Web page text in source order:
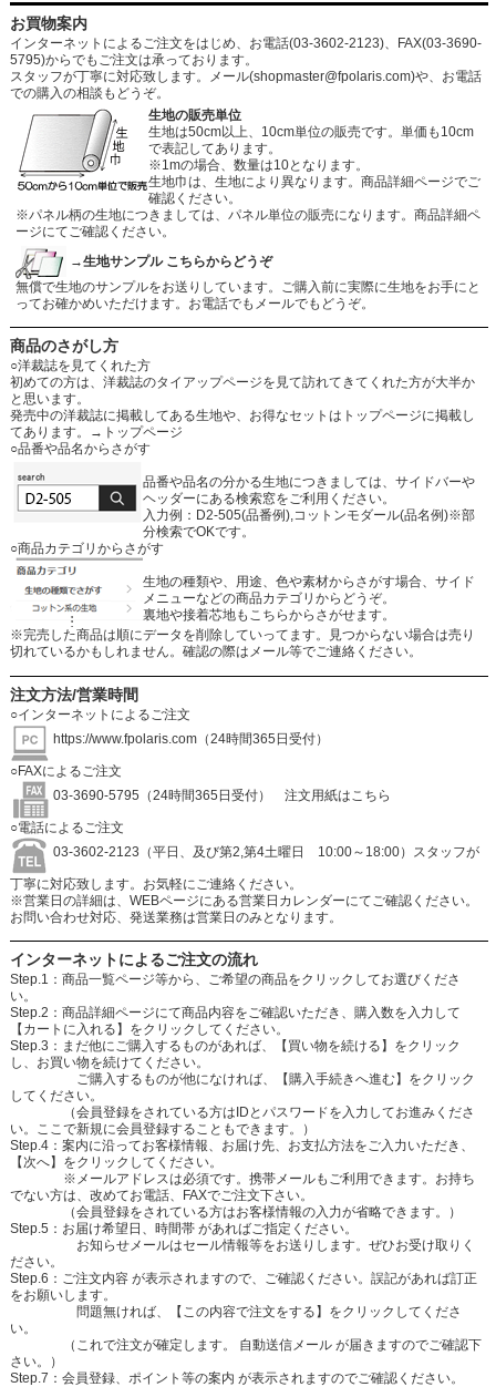
お買物案内
インターネットによるご注文をはじめ、お電話(03-3602-2123)、FAX(03-3690-
5795)からでもご注文は承っております。
スタッフが丁寧に対応致します。メール(shopmaster@fpolaris.com)や、お電話
での購入の相談もどうぞ。
生地の販売単位
生地は50cm以上、10cm単位の販売です。単価も10cm
で表記してあります。
※1mの場合、数量は10となります。
生地巾は、生地により異なります。商品詳細ページでご
確認ください。
※パネル柄の生地につきましては、パネル単位の販売になります。商品詳細ペ
ージにてご確認ください。
→生地サンプル こちらからどうぞ
無償で生地のサンプルをお送りしています。ご購入前に実際に生地をお手にと
ってお確かめいただけます。お電話でもメールでもどうぞ。
商品のさがし方
○洋裁誌を見てくれた方
初めての方は、洋裁誌のタイアップページを見て訪れてきてくれた方が大半か
と思います。
発売中の洋裁誌に掲載してある生地や、お得なセットはトップページに掲載し
てあります。
→トップページ
○品番や品名からさがす
品番や品名の分かる生地につきましては、サイドバーや
ヘッダーにある検索窓をご利用ください。
入力例：D2-505(品番例),コットンモダール(品名例)※部
分検索でOKです。
○商品カテゴリからさがす
生地の種類や、用途、色や素材からさがす場合、サイド
メニューなどの商品カテゴリからどうぞ。
裏地や接着芯地もこちらからさがせます。
※完売した商品は順にデータを削除していってます。見つからない場合は売り
切れているかもしれません。確認の際はメール等でご連絡ください。
注文方法/営業時間
○インターネットによるご注文
https://www.fpolaris.com（24時間365日受付）
○FAXによるご注文
03-3690-5795（24時間365日受付）
注文用紙はこちら
○電話によるご注文
03-3602-2123（平日、及び第2,第4土曜日 10:00～18:00）スタッフが
丁寧に対応致します。お気軽にご連絡ください。
※営業日の詳細は、WEBページにある営業日カレンダーにてご確認ください。
お問い合わせ対応、発送業務は営業日のみとなります。
インターネットによるご注文の流れ
Step.1：商品一覧ページ等から、ご希望の商品をクリックしてお選びくださ
い。
Step.2：商品詳細ページにて商品内容をご確認いただき、購入数を入力して
【カートに入れる】をクリックしてください。
Step.3：まだ他にご購入するものがあれば、【買い物を続ける】をクリック
し、お買い物を続けてください。
ご購入するものが他になければ、【購入手続きへ進む】をクリック
してください。
（会員登録をされている方はIDとパスワードを入力してお進みくださ
い。ここで新規に会員登録することもできます。）
Step.4：案内に沿ってお客様情報、お届け先、お支払方法をご入力いただき、
【次へ】をクリックしてください。
※メールアドレスは必須です。携帯メールもご利用できます。お持ち
でない方は、改めてお電話、FAXでご注文下さい。
（会員登録をされている方はお客様情報の入力が省略できます。）
Step.5：お届け希望日、時間帯 があればご指定ください。
お知らせメールはセール情報等をお送りします。ぜひお受け取りく
ださい。
Step.6：ご注文内容 が表示されますので、ご確認ください。誤記があれば訂正
をお願いします。
問題無ければ、【この内容で注文をする】をクリックしてくださ
い。
（これで注文が確定します。 自動送信メール が届きますのでご確認下
さい。）
Step.7：会員登録、ポイント等の案内 が表示されますのでご確認ください。